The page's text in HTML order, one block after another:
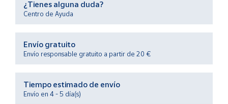
Productos
Solidarios
Ayuda
Centro
de ayuda
Contacto
¿Tienes alguna duda?
Centro de Ayuda
Envío gratuito
Envío responsable gratuito a partir de 20 €
Tiempo estimado de envío
Envío en 4 - 5 día(s)